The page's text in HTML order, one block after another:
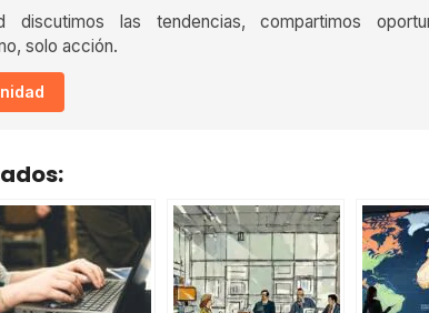
discutimos las tendencias, compartimos
solo acción.